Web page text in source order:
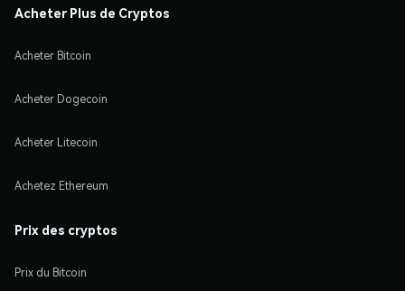
Acheter Plus de Cryptos
Acheter Bitcoin
Acheter Dogecoin
Acheter Litecoin
Achetez Ethereum
Prix des cryptos
Prix du Bitcoin